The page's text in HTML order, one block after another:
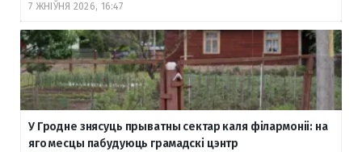
7 ЖНІЎНЯ 2026, 16:47
У Гродне знясуць прыватны сектар каля філармоніі: на
яго месцы пабудуюць грамадскі цэнтр